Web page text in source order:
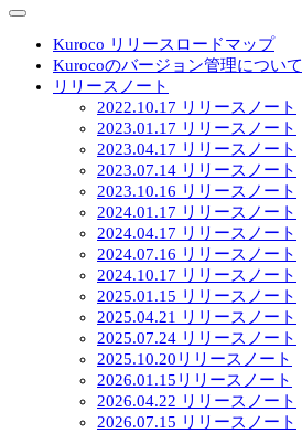
Kuroco リリースロードマップ
Kurocoのバージョン管理について
リリースノート
2022.10.17 リリースノート
2023.01.17 リリースノート
2023.04.17 リリースノート
2023.07.14 リリースノート
2023.10.16 リリースノート
2024.01.17 リリースノート
2024.04.17 リリースノート
2024.07.16 リリースノート
2024.10.17 リリースノート
2025.01.15 リリースノート
2025.04.21 リリースノート
2025.07.24 リリースノート
2025.10.20リリースノート
2026.01.15リリースノート
2026.04.22 リリースノート
2026.07.15 リリースノート